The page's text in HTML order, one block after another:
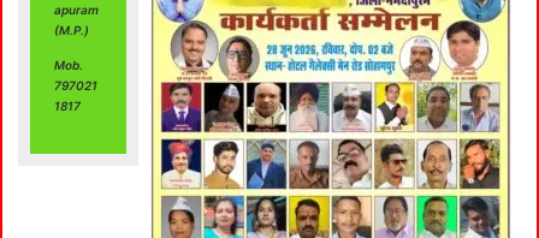
apuram
(M.P.)
Mob.
797021
1817